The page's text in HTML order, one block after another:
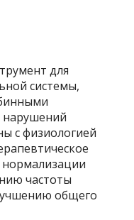
для
системы,
с физиологией
нормализации
частоты
общего